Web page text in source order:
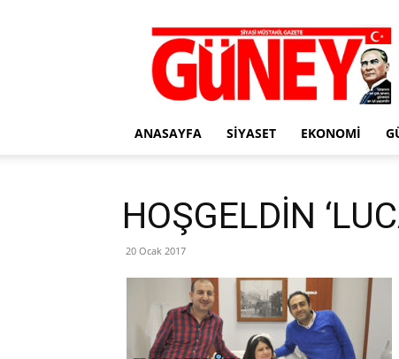
Gazete
Güney
ANASAYFA SIYASET EKONOMI
HOŞGELDİN
20 Ocak 2017